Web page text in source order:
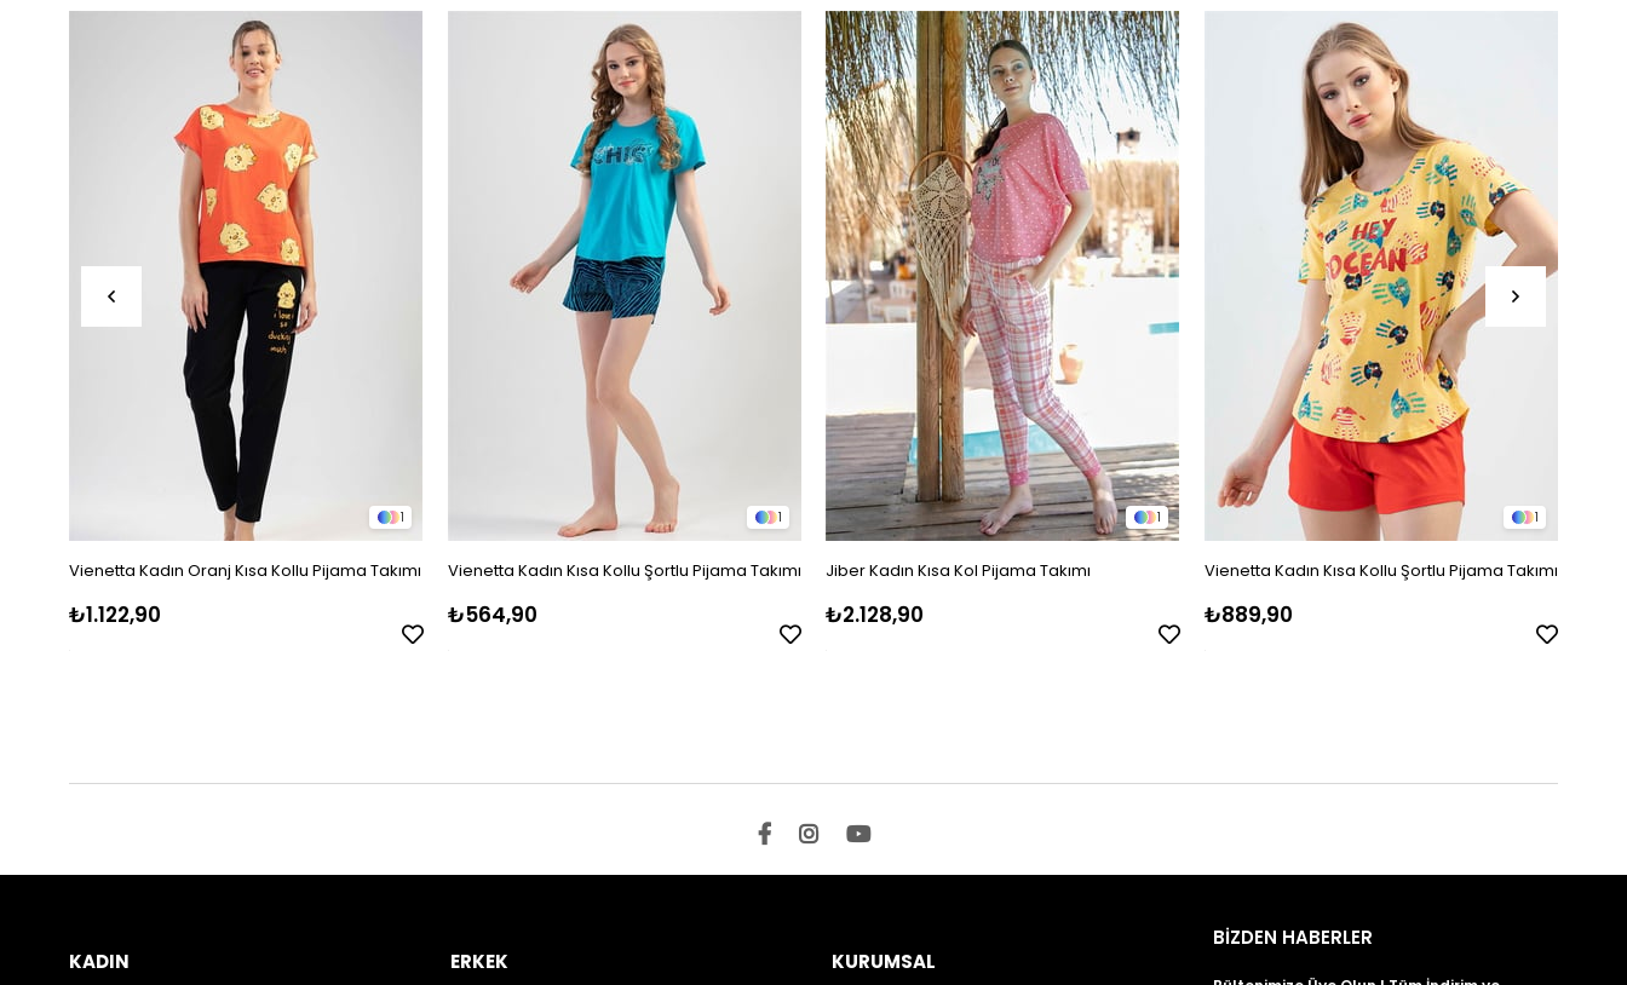
1
Vienetta Kadın Oranj Kısa Kollu Pijama Takımı
₺1.122,90
1
Vienetta Kadın Kısa Kollu Şortlu Pijama Takımı
₺564,90
1
Jiber Kadın Kısa Kol Pijama Takımı
₺2.128,90
1
Vienetta Kadın Kısa Kollu Şortlu Pijama Takımı
₺889,90
KADIN ERKEK KURUMSAL
BİZDEN HABERLER